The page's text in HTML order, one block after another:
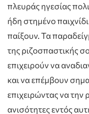
πλευράς ηγεσίας
ήδη στημένο
παίξουν. Τα
της ριζοσπαστικής
επιχειρούν να
και να επέμβουν
επιχειρώντας να την
ανισότητες εντός